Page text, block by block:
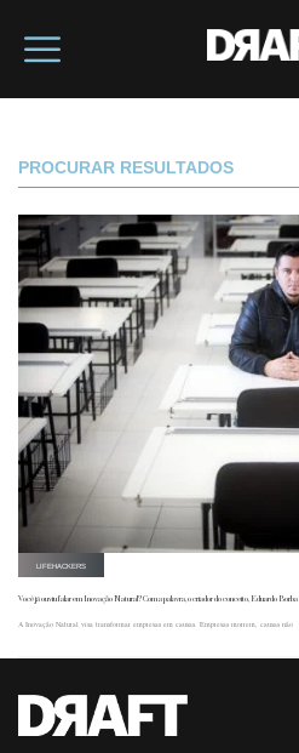
PROCURAR RESULTADOS
LIFEHACKERS
Você já ouviu falar em Inovação Natural? Com a palavra, o criador do conceito, Eduardo Borba
A Inovação Natural visa transformar empresas em causas. Empresas morrem, causas não